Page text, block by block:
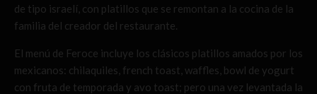
de tipo israelí, con platillos que se remontan a la cocina de la
familia del creador del restaurante.
El menú de Feroce incluye los clásicos platillos amados por los
mexicanos: chilaquiles, french toast, waffles, bowl de yogurt
con fruta de temporada y avo toast; pero una vez levantada la